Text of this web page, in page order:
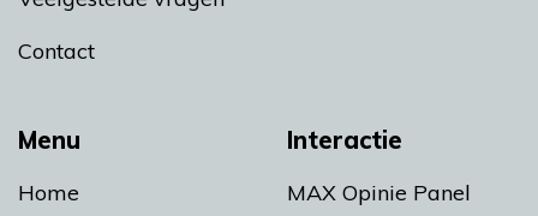
Menu
Home
Interactie
MAX Opinie Panel
Contact